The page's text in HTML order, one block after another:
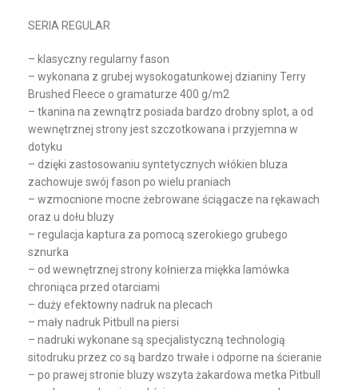
SERIA REGULAR
– klasyczny regularny fason
– wykonana z grubej wysokogatunkowej dzianiny Terry
Brushed Fleece o gramaturze 400 g/m2
– tkanina na zewnątrz posiada bardzo drobny splot, a od
wewnętrznej strony jest szczotkowana i przyjemna w
dotyku
– dzięki zastosowaniu syntetycznych włókien bluza
zachowuje swój fason po wielu praniach
– wzmocnione mocne żebrowane ściągacze na rękawach
oraz u dołu bluzy
– regulacja kaptura za pomocą szerokiego grubego
sznurka
– od wewnętrznej strony kołnierza miękka lamówka
chroniąca przed otarciami
– duży efektowny nadruk na plecach
– mały nadruk Pitbull na piersi
– nadruki wykonane są specjalistyczną technologią
sitodruku przez co są bardzo trwałe i odporne na ścieranie
– po prawej stronie bluzy wszyta żakardowa metka Pitbull